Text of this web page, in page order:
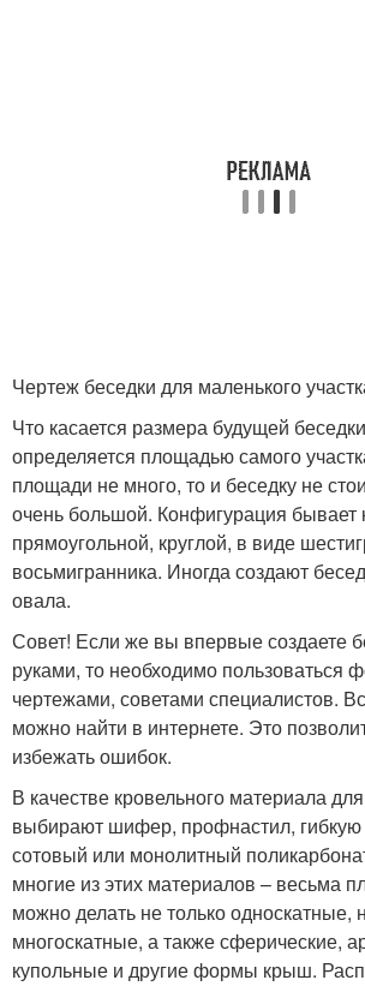
Чертеж беседки для маленького
Что касается размера будущей
определяется площадью самого
площади не много, то и беседку не
очень большой. Конфигурация бывает
прямоугольной, круглой, в виде
восьмигранника. Иногда создают
овала.
Совет! Если же вы впервые создаете
руками, то необходимо пользоваться
чертежами, советами специалистов.
можно найти в интернете. Это
избежать ошибок.
В качестве кровельного материала
выбирают шифер, профнастил, гибкую
сотовый или монолитный
многие из этих материалов – весьма
можно делать не только односкатные,
многоскатные, а также сферические,
купольные и другие формы крыш.